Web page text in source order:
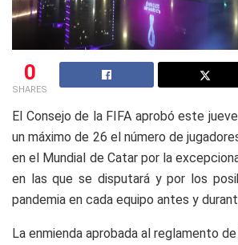
0
SHARES
El Consejo de la FIFA aprobó este
un máximo de 26 el número de
en el Mundial de Catar por la
en las que se disputará y por los
pandemia en cada equipo antes y
La enmienda aprobada al reglamento